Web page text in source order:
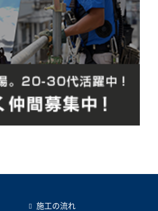
施工の流れ